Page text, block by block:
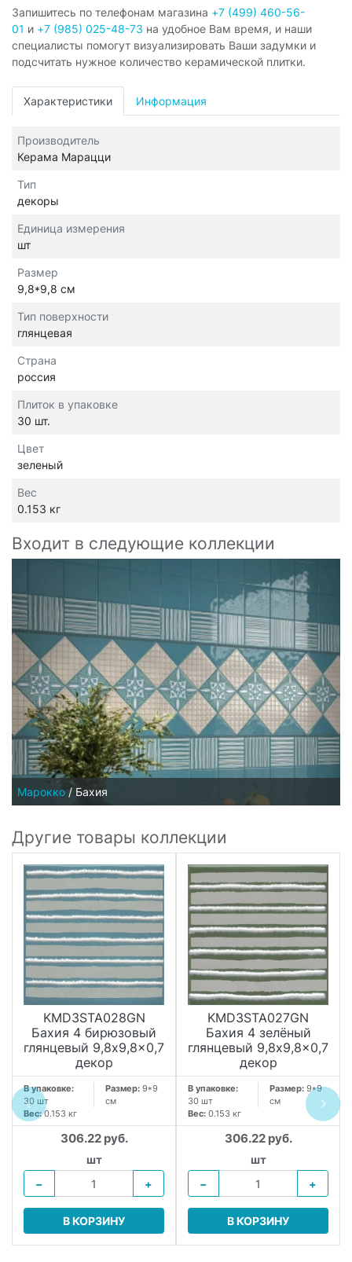
Запишитесь по телефонам магазина +7 (499) 460-56-
01 и +7 (985) 025-48-73 на удобное Вам время, и наши
специалисты помогут визуализировать Ваши задумки и
подсчитать нужное количество керамической плитки.
Характеристики Информация
Производитель
Керама Марацци
Тип
декоры
Единица измерения
шт
Размер
9,8*9,8 см
Тип поверхности
глянцевая
Страна
россия
Плиток в упаковке
30 шт.
Цвет
зеленый
Вес
0.153 кг
Входит в следующие коллекции
Марокко / Бахия
Другие товары коллекции
KMD3STA028GN
Бахия 4 бирюзовый
глянцевый 9,8x9,8x0,7
декор
В упаковке:
30 шт
Размер: 9*9
см
Вес:0.153 кг
306.22 руб.
шт
−
+
В КОРЗИНУ
KMD3STA027GN
Бахия 4 зелёный
глянцевый 9,8x9,8x0,7
декор
В упаковке:
30 шт
Размер: 9*9
см
Вес: 0.153 кг
306.22 руб.
шт
−
+
В КОРЗИНУ